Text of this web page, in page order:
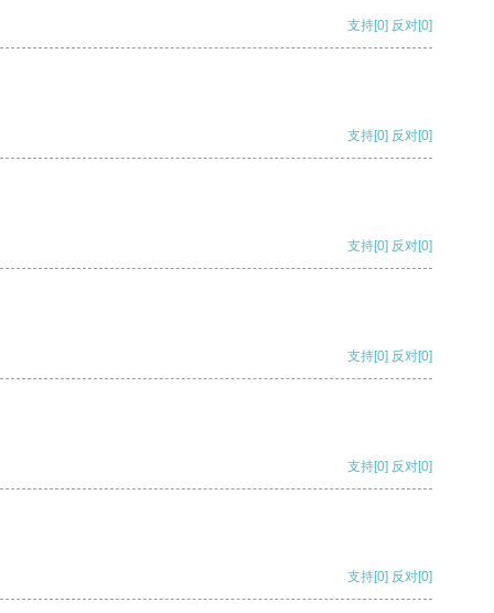
支持[0] 反对[0]
支持[0] 反对[0]
支持[0] 反对[0]
支持[0] 反对[0]
支持[0] 反对[0]
支持[0] 反对[0]